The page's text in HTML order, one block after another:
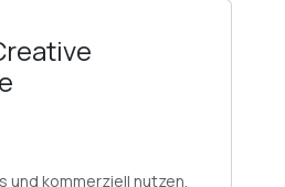
und kommerziell nutzen,